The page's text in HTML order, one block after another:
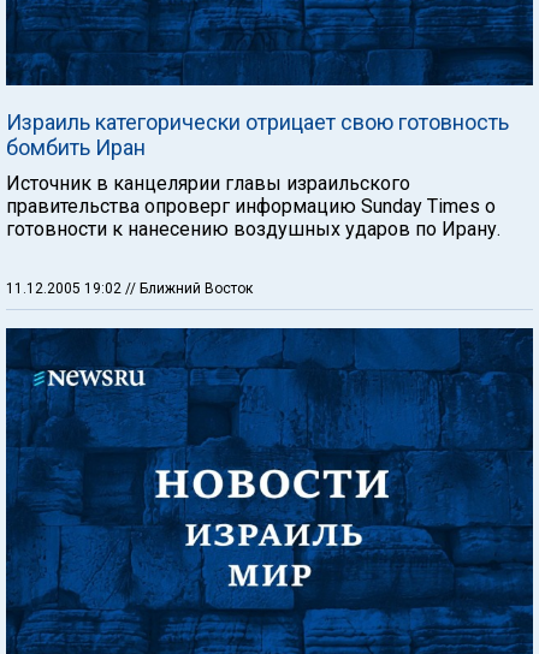
Израиль категорически отрицает свою готовность
бомбить Иран
Источник в канцелярии главы израильского
правительства опроверг информацию Sunday Times о
готовности к нанесению воздушных ударов по Ирану.
11.12.2005 19:02 // Ближний Восток